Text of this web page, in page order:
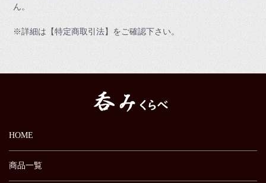
ん。
※詳細は【特定商取引法】をご確認下さい。
HOME
商品一覧